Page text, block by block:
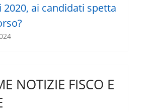
2020, ai candidati spetta
NOTIZIE FISCO E